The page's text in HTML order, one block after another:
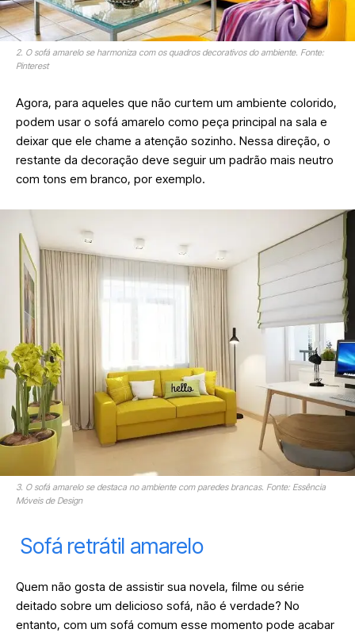
2. O sofá amarelo se harmoniza com os quadros decorativos do ambiente. Fonte:
Pinterest
Agora, para aqueles que não curtem um ambiente colorido,
podem usar o sofá amarelo como peça principal na sala e
deixar que ele chame a atenção sozinho. Nessa direção, o
restante da decoração deve seguir um padrão mais neutro
com tons em branco, por exemplo.
3. O sofá amarelo se destaca no ambiente com paredes brancas. Fonte: Essência
Móveis de Design
Sofá retrátil amarelo
Quem não gosta de assistir sua novela, filme ou série
deitado sobre um delicioso sofá, não é verdade? No
entanto, com um sofá comum esse momento pode acabar